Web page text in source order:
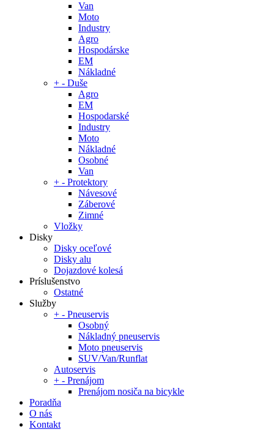
Van
Moto
Industry
Agro
Hospodárske
EM
Nákladné
+ - Duše
Agro
EM
Hospodarské
Industry
Moto
Nákladné
Osobné
Van
+ - Protektory
Návesové
Záberové
Zimné
Vložky
Disky
Disky oceľové
Disky alu
Dojazdové kolesá
Príslušenstvo
Ostatné
Služby
+ - Pneuservis
Osobný
Nákladný pneuservis
Moto pneuservis
SUV/Van/Runflat
Autoservis
+ - Prenájom
Prenájom nosiča na bicykle
Poradňa
O nás
Kontakt